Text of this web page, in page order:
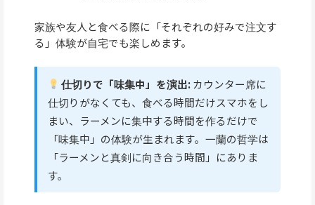
家族や友人と食べる際に「それぞれの好みで注文す
る」体験が自宅でも楽しめます。
仕切りで「味集中」を演出:カウンター席に
仕切りがなくても、食べる時間だけスマホをし
まい、ラーメンに集中する時間を作るだけで
「味集中」の体験が生まれます。一蘭の哲学は
「ラーメンと真剣に向き合う時間」にありま
す。